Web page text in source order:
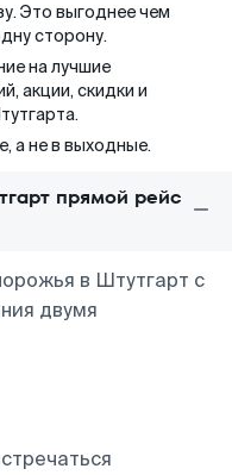
Это выгоднее чем
сторону.
на лучшие
акции, скидки и
а не в выходные.
прямой рейс
в Штутгарт с
двумя